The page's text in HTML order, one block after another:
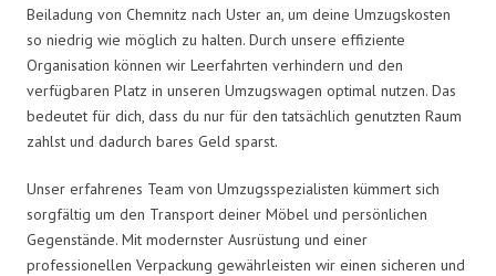
Beiladung von Chemnitz nach Uster an, um deine Umzugskosten
so niedrig wie möglich zu halten. Durch unsere effiziente
Organisation können wir Leerfahrten verhindern und den
verfügbaren Platz in unseren Umzugswagen optimal nutzen. Das
bedeutet für dich, dass du nur für den tatsächlich genutzten Raum
zahlst und dadurch bares Geld sparst.
Unser erfahrenes Team von Umzugsspezialisten kümmert sich
sorgfältig um den Transport deiner Möbel und persönlichen
Gegenstände. Mit modernster Ausrüstung und einer
professionellen Verpackung gewährleisten wir einen sicheren und